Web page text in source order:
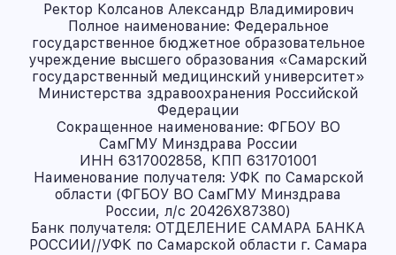
Ректор Колсанов Александр Владимирович
Полное наименование: Федеральное
государственное бюджетное образовательное
учреждение высшего образования «Самарский
государственный медицинский университет»
Министерства здравоохранения Российской
Федерации
Сокращенное наименование: ФГБОУ ВО
СамГМУ Минздрава России
ИНН 6317002858, КПП 631701001
Наименование получателя: УФК по Самарской
области (ФГБОУ ВО СамГМУ Минздрава
России, л/с 20426X87380)
Банк получателя: ОТДЕЛЕНИЕ САМАРА БАНКА
РОССИИ//УФК по Самарской области г. Самара